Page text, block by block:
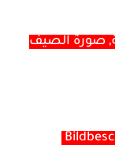
صورة الصيف